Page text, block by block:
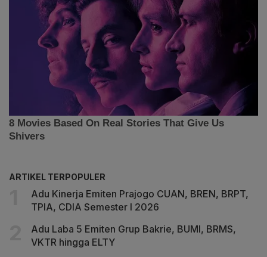
ARTIKEL TERPOPULER
Adu Kinerja Emiten Prajogo CUAN, BREN, BRPT,
TPIA, CDIA Semester I 2026
Adu Laba 5 Emiten Grup Bakrie, BUMI, BRMS,
VKTR hingga ELTY